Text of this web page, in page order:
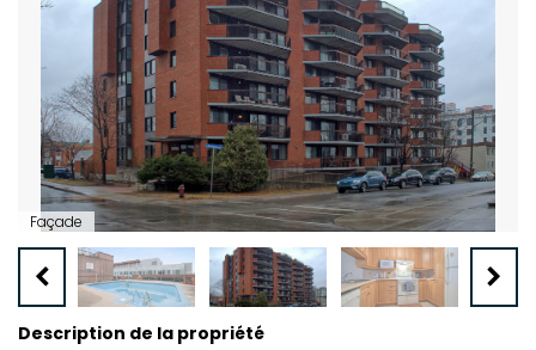
Façade
Description de la propriété